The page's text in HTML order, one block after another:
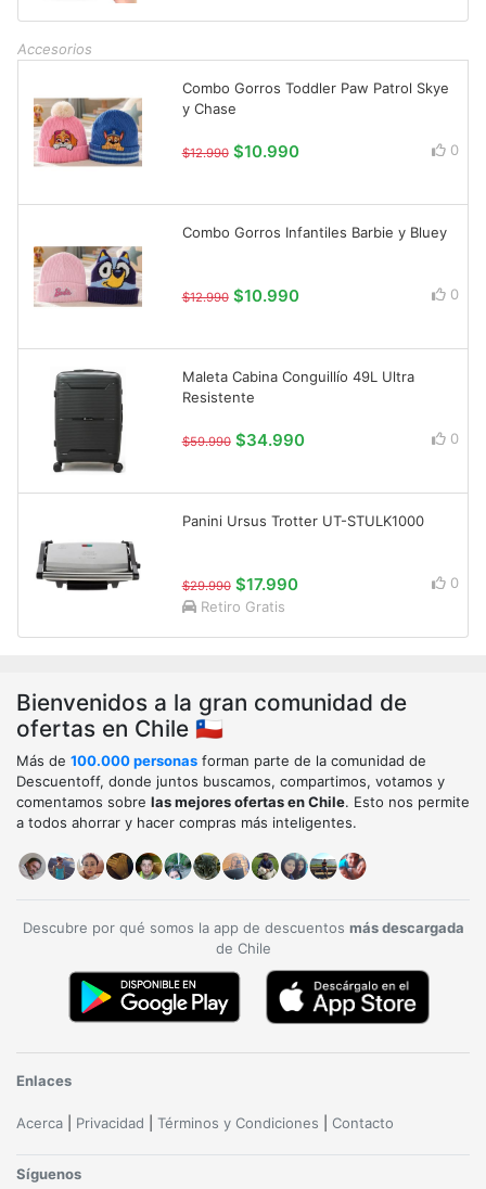
Accesorios
Combo Gorros Toddler Paw Patrol Skye
y Chase
$12.990 $10.990 0
Combo Gorros Infantiles Barbie y Bluey
$12.990 $10.990 0
Maleta Cabina Conguillío 49L Ultra
Resistente
$59.990 $34.990 0
Panini Ursus Trotter UT-STULK1000
$29.990 $17.990
0
Retiro Gratis
Bienvenidos a la gran comunidad de
ofertas en Chile 🇨🇱
Más de 100.000 personas forman parte de la comunidad de
Descuentoff, donde juntos buscamos, compartimos, votamos y
comentamos sobre las mejores ofertas en Chile. Esto nos permite
a todos ahorrar y hacer compras más inteligentes.
Descubre por qué somos la app de descuentos más descargada
de Chile
Enlaces
Acerca Privacidad Términos y Condiciones Contacto
Síguenos